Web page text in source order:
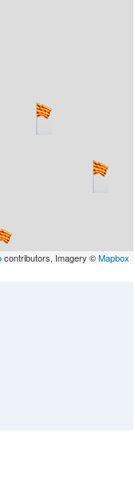
contributors, Imagery ©Mapbox